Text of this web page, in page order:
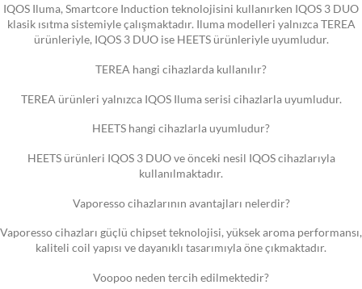
IQOS Iluma, Smartcore Induction teknolojisini kullanırken IQOS 3 DUO
klasik ısıtma sistemiyle çalışmaktadır. Iluma modelleri yalnızca TEREA
ürünleriyle, IQOS 3 DUO ise HEETS ürünleriyle uyumludur.
TEREA hangi cihazlarda kullanılır?
TEREA ürünleri yalnızca IQOS Iluma serisi cihazlarla uyumludur.
HEETS hangi cihazlarla uyumludur?
HEETS ürünleri IQOS 3 DUO ve önceki nesil IQOS cihazlarıyla
kullanılmaktadır.
Vaporesso cihazlarının avantajları nelerdir?
Vaporesso cihazları güçlü chipset teknolojisi, yüksek aroma performansı,
kaliteli coil yapısı ve dayanıklı tasarımıyla öne çıkmaktadır.
Voopoo neden tercih edilmektedir?